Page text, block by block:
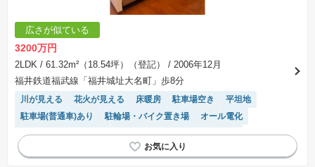
広さが似ている
3200万円
2LDK / 61.32m²（18.54坪）（登記）
/ 2006年12月
福井鉄道福武線「福井城址大名町」歩8分
川が見える 花火が見える 床暖房 駐車場空き
平坦地
駐車場(普通車)あり
駐輪場・バイク置き場
オール電化
IHクッキングヒーター
システムキッチン
浴室乾燥機
ペット相談